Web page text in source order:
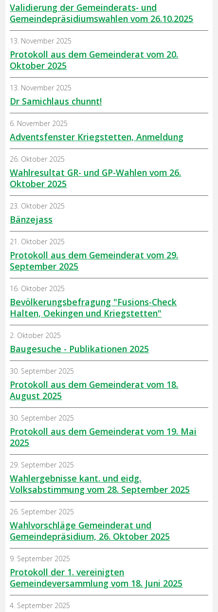
Validierung der Gemeinderats- und
Gemeindepräsidiumswahlen vom 26.10.2025
Protokoll aus dem Gemeinderat vom 20.
Oktober 2025
13. November 2025
Dr Samichlaus chunnt!
13. November 2025
Adventsfenster Kriegstetten, Anmeldung
6. November 2025
Wahlresultat GR- und GP-Wahlen vom 26.
Oktober 2025
26. Oktober 2025
Bänzejass
23. Oktober 2025
Protokoll aus dem Gemeinderat vom 29.
September 2025
21. Oktober 2025
Bevölkerungsbefragung "Fusions-Check
Halten, Oekingen und Kriegstetten"
16. Oktober 2025
Baugesuche - Publikationen 2025
2. Oktober 2025
Protokoll aus dem Gemeinderat vom 18.
August 2025
30. September 2025
Protokoll aus dem Gemeinderat vom 19. Mai
2025
30. September 2025
Wahlergebnisse kant. und eidg.
Volksabstimmung vom 28. September 2025
29. September 2025
Wahlvorschläge Gemeinderat und
Gemeindepräsidium, 26. Oktober 2025
26. September 2025
Protokoll der 1. vereinigten
Gemeindeversammlung vom 18. Juni 2025
9. September 2025
4. September 2025